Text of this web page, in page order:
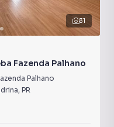
31
Fazenda Palhano
Palhano
, PR